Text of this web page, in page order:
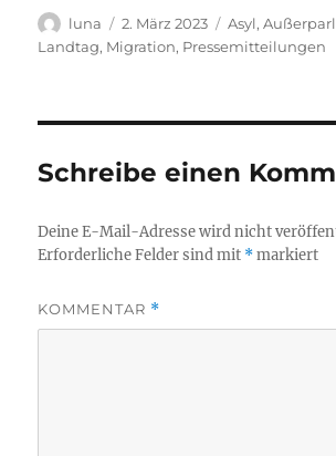
Autor
luna
Veröffentlicht
am
2. März 2023 Kategorien
Asyl,
Landtag, Migration, Pressemitteilungen
Schreibe einen
Deine E-Mail-Adresse wird nicht
Erforderliche Felder sind mit *markiert
KOMMENTAR *